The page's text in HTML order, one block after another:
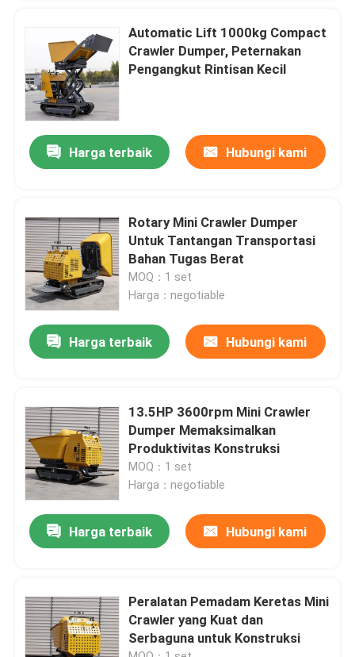
Produk
Tentang kita
Wisata pabrik
Hubungi kami
Berita
Quote request suatu
Mini Ekskavator Tinggi
Excavator hidraulik kecil
Automatic Lift 1000kg Compact
Crawler Dumper, Peternakan
Pengangkut Rintisan Kecil
Harga terbaik Hubungi kami
Rotary Mini Crawler Dumper
Untuk Tantangan Transportasi
Bahan Tugas Berat
MOQ：1 set
Harga：negotiable
Harga terbaik Hubungi kami
13.5HP 3600rpm Mini Crawler
Dumper Memaksimalkan
Produktivitas Konstruksi
MOQ：1 set
Harga：negotiable
Harga terbaik Hubungi kami
Peralatan Pemadam Keretas Mini
Crawler yang Kuat dan
Serbaguna untuk Konstruksi